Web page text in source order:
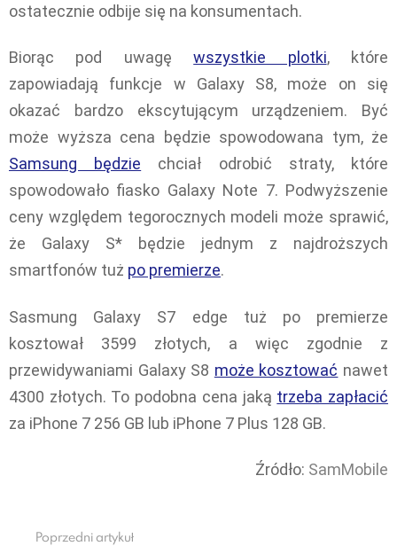
ostatecznie odbije się na konsumentach.
Biorąc pod uwagęwszystkie plotki, które
zapowiadają funkcje w Galaxy S8, może on się
okazać bardzo ekscytującym urządzeniem. Być
może wyższa cena będzie spowodowana tym, że
Samsung będzie chciał odrobić straty, które
spowodowało fiasko Galaxy Note 7. Podwyższenie
ceny względem tegorocznych modeli może sprawić,
że Galaxy S* będzie jednym z najdroższych
smartfonów tuż po premierze.
Sasmung Galaxy S7 edge tuż po premierze
kosztował 3599 złotych, a więc zgodnie z
przewidywaniami Galaxy S8 może kosztować nawet
4300 złotych. To podobna cena jaką trzeba zapłacić
za iPhone 7 256 GB lub iPhone 7 Plus 128 GB.
Źródło: SamMobile
Poprzedni artykuł